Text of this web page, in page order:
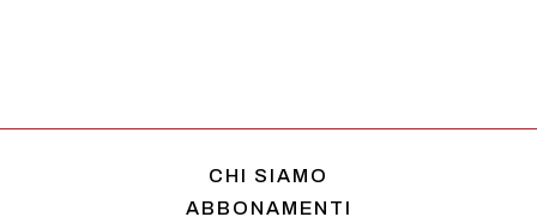
CHI SIAMO
ABBONAMENTI